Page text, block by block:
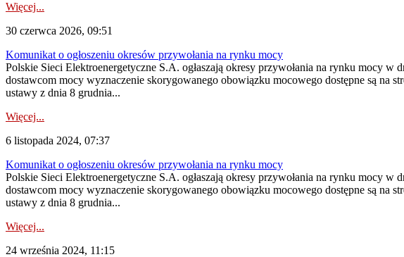
Więcej...
30 czerwca 2026, 09:51
Komunikat o ogłoszeniu okresów przywołania na rynku mocy
Polskie Sieci Elektroenergetyczne S.A. ogłaszają okresy przywołania na rynku mocy
dostawcom mocy wyznaczenie skorygowanego obowiązku mocowego dostępne są na
ustawy z dnia 8 grudnia...
Więcej...
6 listopada 2024, 07:37
Komunikat o ogłoszeniu okresów przywołania na rynku mocy
Polskie Sieci Elektroenergetyczne S.A. ogłaszają okresy przywołania na rynku mocy
dostawcom mocy wyznaczenie skorygowanego obowiązku mocowego dostępne są na
ustawy z dnia 8 grudnia...
Więcej...
24 września 2024, 11:15